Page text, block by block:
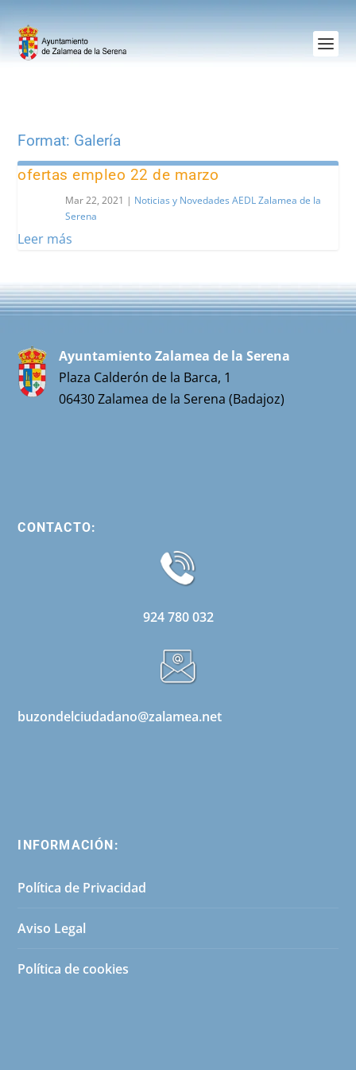
Format: Galería
ofertas empleo 22 de marzo
Mar 22, 2021 | Noticias y Novedades AEDL Zalamea de la
Serena
Leer más
Ayuntamiento Zalamea de la Serena
Plaza Calderón de la Barca, 1
06430 Zalamea de la Serena (Badajoz)
CONTACTO:
924 780 032
buzondelciudadano@zalamea.net
INFORMACIÓN:
Política de Privacidad
Aviso Legal
Política de cookies